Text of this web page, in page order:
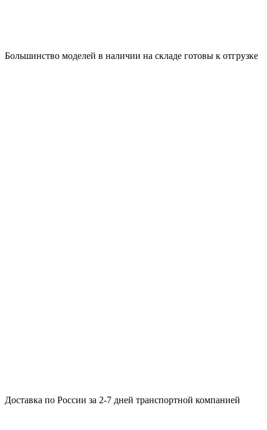
Большинство моделей в наличии на складе готовы к отгрузке
Доставка по России за 2-7 дней транспортной компанией